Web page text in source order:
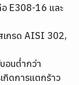
E308-16 และ
เกรด AISI 302,
อนต่ำกว่า
กิดการแตกร้าว